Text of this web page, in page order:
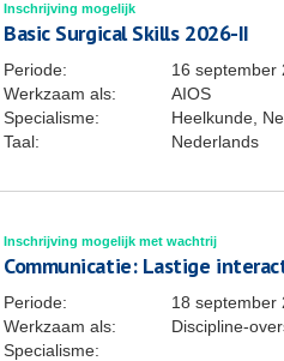
Inschrijving mogelijk
Basic Surgical Skills 2026-II
Periode: 16 september
Werkzaam als:
AIOS
Specialisme:
Heelkunde,
Taal:
Nederlands
Inschrijving mogelijk met wachtrij
Communicatie: Lastige
Periode:
18 september
Werkzaam als:
Discipline-
Specialisme: